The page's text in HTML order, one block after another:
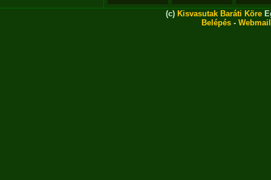
(c) Kisvasutak Baráti Köre
Belépés - Webmail